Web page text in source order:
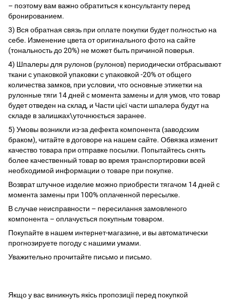
– поэтому вам важно обратиться к консультанту перед
бронированием.
3) Вся обратная связь при оплате покупки будет полностью на
себе. Изменение цвета от оригинального фото на сайте
(тональность до 20%) не может быть причиной поверья.
4) Шпалеры для рулонов (рулонов) периодически отбрасывают
ткани с упаковкой упаковки с упаковкой -20% от общего
количества замков, при условии, что основные этикетки на
рулонные тяги 14 дней с момента замены и для умов, что товар
будет отведен на склад, и Части цієї части шпалера будут на
складе в залишках\уточнюється заранее.
5) Умовы возникли из-за дефекта компонента (заводским
браком), читайте в договоре на нашем сайте. Обвязка изменит
качество товара при отправке посылки. Попытайтесь снять
более качественный товар во время транспортировки всей
необходимой информации о товаре при покупке.
Возврат штучное изделие можно приобрести тягачом 14 дней с
момента замены при 100% оплаченной пересылке.
В случае неисправности – пересилання замовленого
компонента – оплачується покупным товаром.
Покупайте в нашем интернет-магазине, и вы автоматически
прогнозируете погоду с нашими умами.
Уважительно прочитайте письмо и письмо.
Якщо у вас виникнуть якісь пропозиції перед покупкой